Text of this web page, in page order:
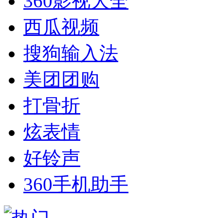
西瓜视频
搜狗输入法
美团团购
打骨折
炫表情
好铃声
360手机助手